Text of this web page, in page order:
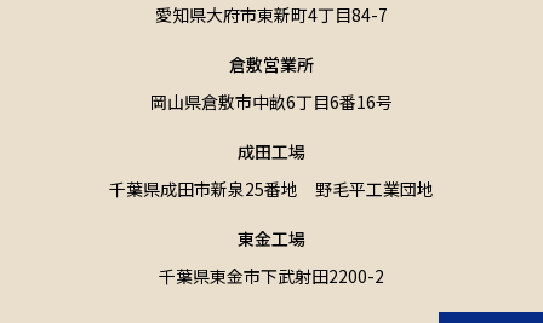
愛知県大府市東新町4丁目84-7
倉敷営業所
岡山県倉敷市中畝6丁目6番16号
成田工場
千葉県成田市新泉25番地 野毛平工業団地
東金工場
千葉県東金市下武射田2200-2